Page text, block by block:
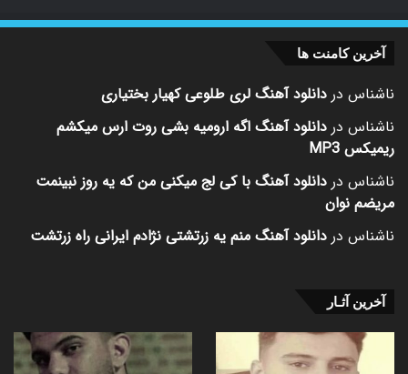
آخرین کامنت ها
ناشناس در دانلود آهنگ لری طلوعی کهیار بختیاری
ناشناس در دانلود آهنگ اگه ارومیه بشی روت ارس میکشم
ریمیکس MP3
ناشناس در دانلود آهنگ با کی لج میکنی من که یه روز نبینمت
مریضم نوان
ناشناس در دانلود آهنگ منم یه زرتشتی نژادم ایرانی راه زرتشت
آخرین آثـار